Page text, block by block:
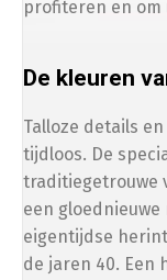
Opvoeren
profiteren en
De kleuren
Talloze details
tijdloos. De
traditiegetrouwe
een
eigentijdse
de jaren 40. Een